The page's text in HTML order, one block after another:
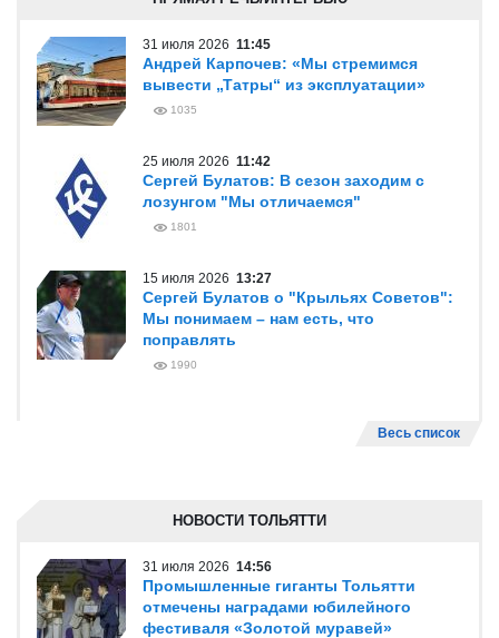
31 июля 2026 11:45
Андрей Карпочев: «Мы стремимся
вывести „Татры“ из эксплуатации»
1035
25 июля 2026 11:42
Сергей Булатов: В сезон заходим с
лозунгом "Мы отличаемся"
1801
15 июля 2026 13:27
Сергей Булатов о "Крыльях Советов":
Мы понимаем – нам есть, что
поправлять
1990
Весь список
НОВОСТИ ТОЛЬЯТТИ
31 июля 2026 14:56
Промышленные гиганты Тольятти
отмечены наградами юбилейного
фестиваля «Золотой муравей»